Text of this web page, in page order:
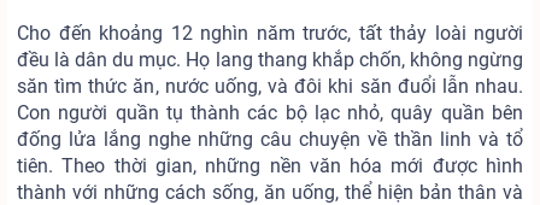
Cho đến khoảng 12 nghìn năm trước, tất thảy loài người
đều là dân du mục. Họ lang thang khắp chốn, không ngừng
săn tìm thức ăn, nước uống, và đôi khi săn đuổi lẫn nhau.
Con người quần tụ thành các bộ lạc nhỏ, quây quần bên
đống lửa lắng nghe những câu chuyện về thần linh và tổ
tiên. Theo thời gian, những nền văn hóa mới được hình
thành với những cách sống, ăn uống, thể hiện bản thân và